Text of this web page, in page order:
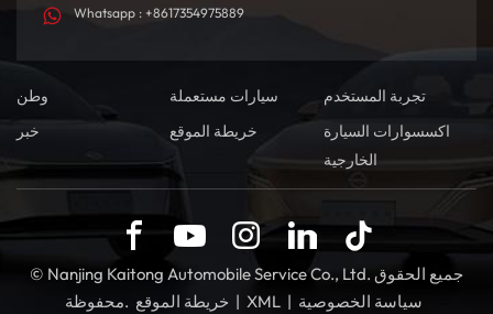
Whatsapp : +8617354975889
وطن سيارات مستعملة
تجربة المستخدم
خبر
خريطة الموقع
اكسسوارات السيارة
الخارجية
© Nanjing Kaitong Automobile Service Co., Ltd. جميع الحقوق
محفوظة. خريطة الموقع | XML | سياسة الخصوصية